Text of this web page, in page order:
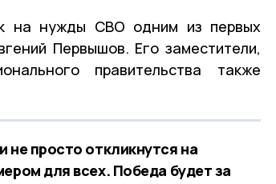
на нужды СВО одним из первых
Первышов. Его заместители,
правительства также
просто откликнутся на
для всех. Победа будет за